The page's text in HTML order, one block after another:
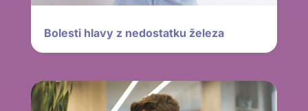
Bolesti hlavy z nedostatku železa